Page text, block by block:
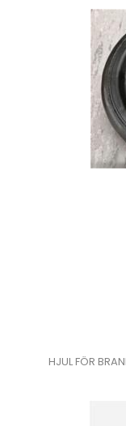
HJUL FÖR